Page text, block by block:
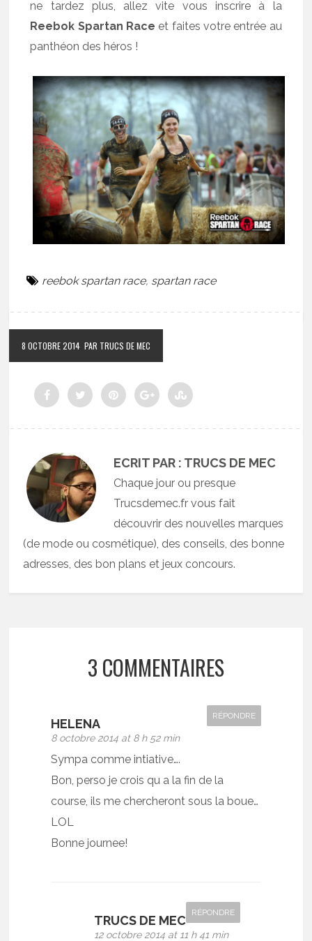
ne tardez plus, allez vite vous inscrire à la
Reebok Spartan Race et faites votre entrée au
panthéon des héros !
reebok spartan race, spartan race
8 OCTOBRE 2014 PAR TRUCS DE MEC
ECRIT PAR : TRUCS DE MEC
Chaque jour ou presque
Trucsdemec.fr vous fait
découvrir des nouvelles marques
(de mode ou cosmétique), des conseils, des bonne
adresses, des bon plans et jeux concours.
3 COMMENTAIRES
HELENA
8 octobre 2014 at 8 h 52 min
RÉPONDRE
Sympa comme intiative….
Bon, perso je crois qu a la fin de la
course, ils me chercheront sous la boue…
LOL
Bonne journee!
TRUCS DE MEC
12 octobre 2014 at 11 h 41 min
RÉPONDRE